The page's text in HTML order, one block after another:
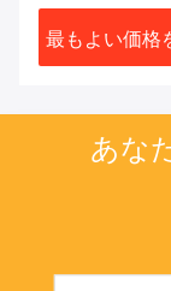
めの生産率を
最もよい価格
あな